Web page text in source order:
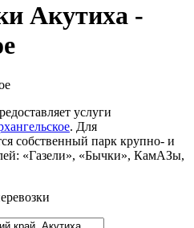
Акутиха -
услуги
. Для
собственный парк крупно- и
«Газели», «Бычки», КамАЗы,